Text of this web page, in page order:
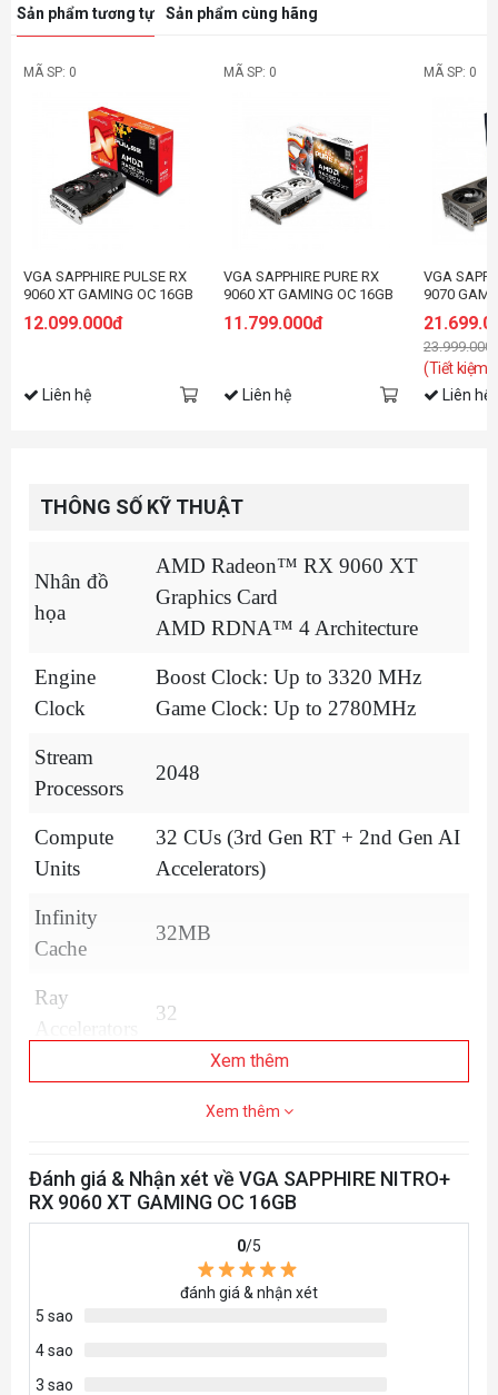
Sản phẩm tương tự Sản phẩm cùng hãng
MÃ SP: 0
VGA SAPPHIRE PULSE RX
9060 XT GAMING OC 16GB
12.099.000đ
Liên hệ
MÃ SP: 0
VGA SAPPHIRE PURE RX
9060 XT GAMING OC 16GB
11.799.000đ
Liên hệ
MÃ SP: 0
VGA
9070
(Tiết kiệm:
Liên hệ
THÔNG SỐ KỸ THUẬT
Nhân đồ
họa
AMD Radeon™ RX 9060 XT
Graphics Card
AMD RDNA™ 4 Architecture
Engine
Clock
Boost Clock: Up to 3320 MHz
Game Clock: Up to 2780MHz
Stream
Processors
2048
Compute
Units
32 CUs (3rd Gen RT + 2nd Gen AI
Accelerators)
Infinity
Cache
32MB
Ray
Accelerators
32
AI
Size/Bus
16GB/128 bit GDDR6
20 Gbps Effective
Displays
Resolution
Xem thêm
Xem thêm
Đánh giá & Nhận xét về VGA SAPPHIRE NITRO+
RX 9060 XT GAMING OC 16GB
0/5
đánh giá & nhận xét
5 sao
4 sao
3 sao